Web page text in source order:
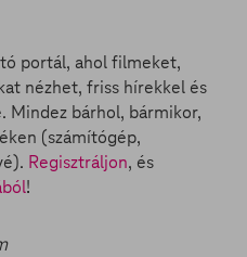
portál, ahol filmeket,
nézhet, friss hírekkel és
Mindez bárhol, bármikor,
(számítógép,
Regisztráljon, és
!